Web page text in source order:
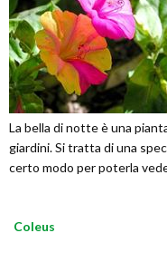
La bella di notte è una
giardini. Si tratta di una
certo modo per poterla
Coleus